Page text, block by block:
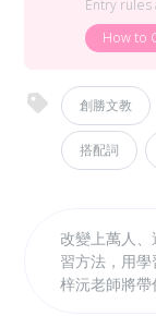
Entry
How to
創勝文教
搭配詞
改變上萬人
習方法，用
梓沅老師將